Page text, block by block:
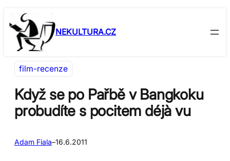
Přeskočit
na
obsah
Skip
to
content
NEKULTURA.CZ
film-recenze
Když se po Pařbě v Bangkoku
probudíte s pocitem déjà vu
Adam Fiala–16.6.2011